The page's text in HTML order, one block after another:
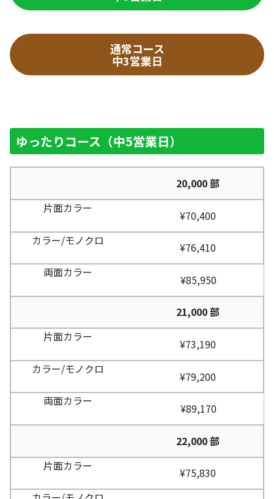
通常コース
中3営業日
ゆったりコース（中5営業日）
20,000 部
¥70,400
¥76,410
¥85,950
21,000 部
¥73,190
¥79,200
¥89,170
22,000 部
¥75,830